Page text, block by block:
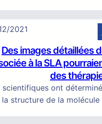
2021
Des images détaillées
à la SLA
des
scientifiques ont
structure de la